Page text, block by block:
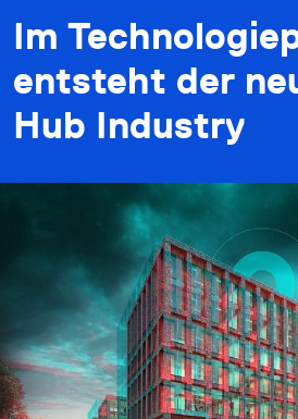
Netzwerk
Themen
Karriere in der IT
News & Termine
Im
entsteht der
Hub Industry